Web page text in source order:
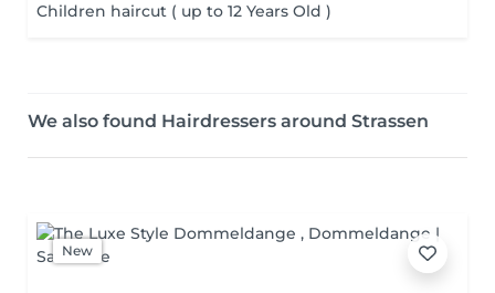
Children haircut ( up to 12 Years Old )
We also found Hairdressers around Strassen
New